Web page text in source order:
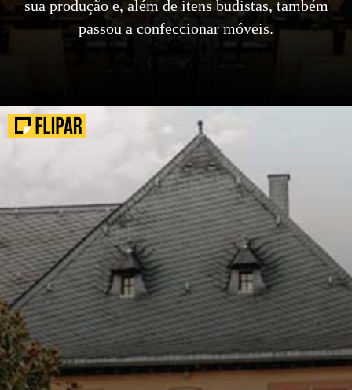
sua produção e, além de itens budistas, também
passou a confeccionar móveis.